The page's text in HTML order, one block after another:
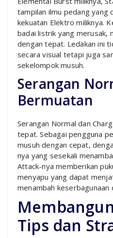
tampilan ilmu pedang yang
kekuatan Elektro miliknya.
badai listrik yang merusak,
dengan tepat. Ledakan ini
secara visual tetapi juga
sekelompok musuh.
Serangan
Bermuatan
Serangan Normal dan
tepat. Sebagai pengguna
musuh dengan cepat,
nya yang sesekali
Attack-nya memberikan
menyapu yang dapat
menambah keserbagunaan
Tips dan